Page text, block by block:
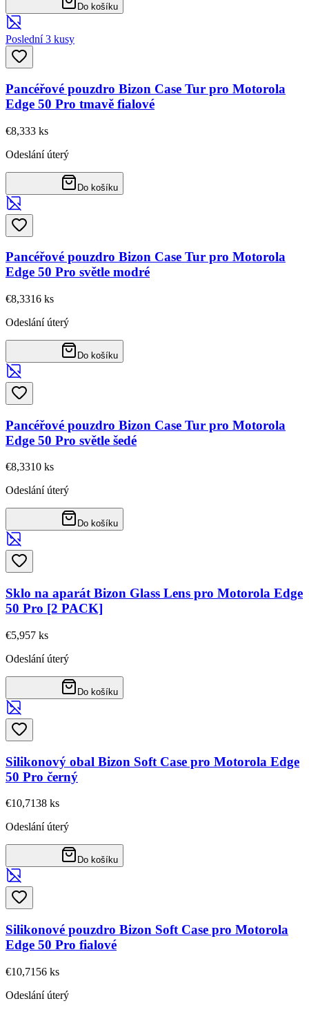
Do košíku
Poslední 3 kusy
Pancéřové pouzdro Bizon Case Tur pro Motorola
Edge 50 Pro tmavě fialové
€8,333 ks
Odeslání úterý
Do košíku
Pancéřové pouzdro Bizon Case Tur pro Motorola
Edge 50 Pro světle modré
€8,3316 ks
Odeslání úterý
Do košíku
Pancéřové pouzdro Bizon Case Tur pro Motorola
Edge 50 Pro světle šedé
€8,3310 ks
Odeslání úterý
Do košíku
Sklo na aparát Bizon Glass Lens pro Motorola Edge
50 Pro [2 PACK]
€5,957 ks
Odeslání úterý
Do košíku
Silikonový obal Bizon Soft Case pro Motorola Edge
50 Pro černý
€10,7138 ks
Odeslání úterý
Do košíku
Silikonové pouzdro Bizon Soft Case pro Motorola
Edge 50 Pro fialové
€10,71 56 ks
Odeslání úterý